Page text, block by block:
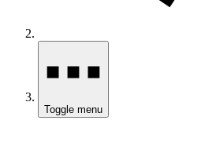
Toggle menu